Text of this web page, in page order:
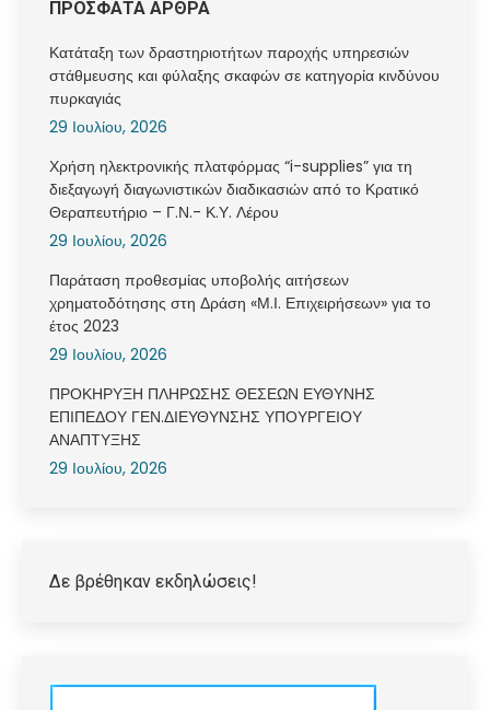
ΠΡΟΣΦΑΤΑ ΑΡΘΡΑ
Κατάταξη των δραστηριοτήτων παροχής υπηρεσιών
στάθμευσης και φύλαξης σκαφών σε κατηγορία κινδύνου
πυρκαγιάς
29 Ιουλίου, 2026
Χρήση ηλεκτρονικής πλατφόρμας “i-supplies” για τη
διεξαγωγή διαγωνιστικών διαδικασιών από το Κρατικό
Θεραπευτήριο – Γ.Ν.- Κ.Υ. Λέρου
29 Ιουλίου, 2026
Παράταση προθεσμίας υποβολής αιτήσεων
χρηματοδότησης στη Δράση «Μ.Ι. Επιχειρήσεων» για το
έτος 2023
29 Ιουλίου, 2026
ΠΡΟΚΗΡΥΞΗ ΠΛΗΡΩΣΗΣ ΘΕΣΕΩΝ ΕΥΘΥΝΗΣ
ΕΠΙΠΕΔΟΥ ΓΕΝ.ΔΙΕΥΘΥΝΣΗΣ ΥΠΟΥΡΓΕΙΟΥ
ΑΝΑΠΤΥΞΗΣ
29 Ιουλίου, 2026
Δε βρέθηκαν εκδηλώσεις!